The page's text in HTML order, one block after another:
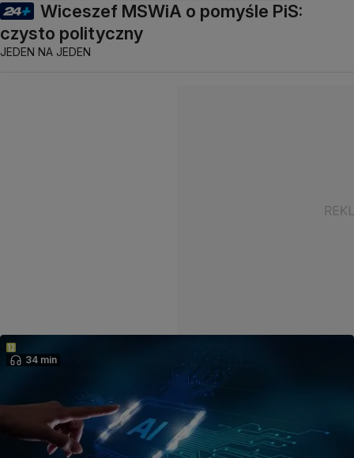
Wiceszef MSWiA o pomyśle PiS:
czysto polityczny
JEDEN NA JEDEN
34 min